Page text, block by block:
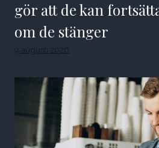
gör att de kan
om de stänger
9 augusti 2026